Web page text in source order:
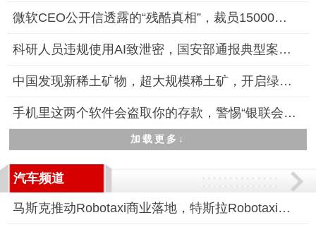
微软CEO公开信透露的“残酷真相”，裁员15000名员工
科研人员违规使用AI致泄密，国安部通报典型案例警示保密风险
中国发现新稀土矿物，超大规模稀土矿，开启绿色能源新时代
手机里这两个软件会盗取你的存款，警惕“银联会议”和“抖音会议
加载更多↓
汽车频道
马斯克推动Robotaxi商业落地，特斯拉Robotaxi服务即将启动